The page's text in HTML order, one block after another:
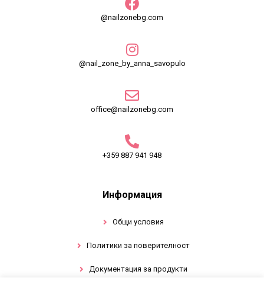
@nailzonebg.com
@nail_zone_by_anna_savopulo
office@nailzonebg.com
+359 887 941 948
Информация
Общи условия
Политики за поверителност
Документация за продукти